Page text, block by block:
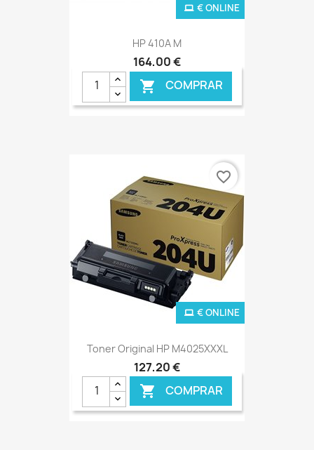
HP 410A M
164,00 €
 COMPRAR
€ ONLINE
Toner Original HP M4025XXXL
127,20 €
 COMPRAR
€ ONLINE
favorite_border